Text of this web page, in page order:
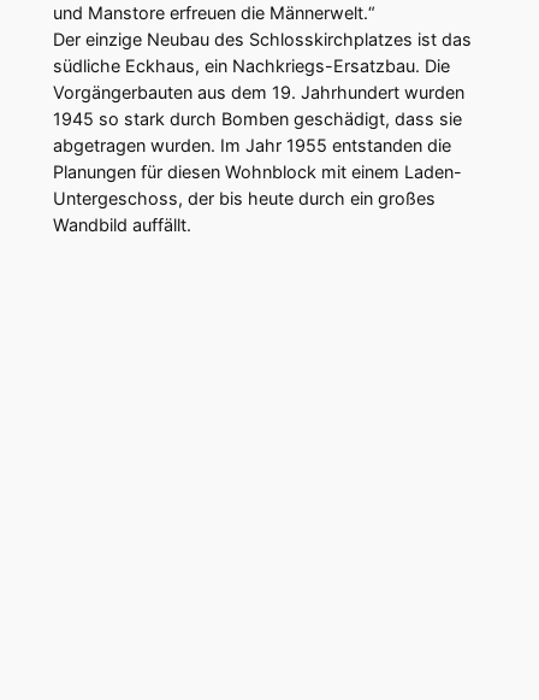
und Manstore erfreuen die Männerwelt.“
Der einzige Neubau des Schlosskirchplatzes ist das
südliche Eckhaus, ein Nachkriegs-Ersatzbau. Die
Vorgängerbauten aus dem 19. Jahrhundert wurden
1945 so stark durch Bomben geschädigt, dass sie
abgetragen wurden. Im Jahr 1955 entstanden die
Planungen für diesen Wohnblock mit einem Laden-
Untergeschoss, der bis heute durch ein großes
Wandbild auffällt.